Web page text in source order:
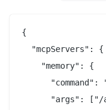
{
  "mcpServers": {
    "memory": {
"command":
"args":